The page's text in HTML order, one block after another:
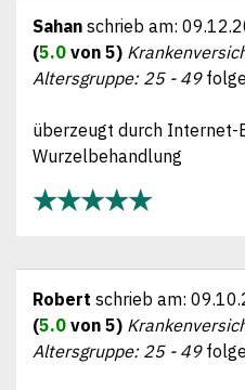
Sahan schrieb am:
(5.0 von 5)
Altersgruppe: 25 - 49
überzeugt durch Internet-
Wurzelbehandlung
★★★★★
Robert schrieb am:
(5.0 von 5)
Altersgruppe: 25 - 49